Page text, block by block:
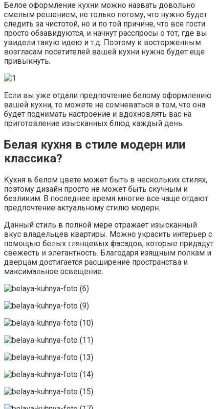
Белое оформление кухни можно назвать довольно
смелым решением, не только потому, что нужно будет
следить за чистотой, но и по той причине, что все гости
просто обзавидуются, и начнут расспросы о тот, где вы
увидели такую идею и т.д. Поэтому к восторженным
возгласам посетителей вашей кухни нужно будет еще
привыкнуть.
Если вы уже отдали предпочтение белому оформлению
вашей кухни, то можете не сомневаться в том, что она
будет поднимать настроение и вдохновлять вас на
приготовление изысканных блюд каждый день.
Белая кухня в стиле модерн или
классика?
Кухня в белом цвете может быть в нескольких стилях,
поэтому дизайн просто не может быть скучным и
безликим. В последнее время многие все чаще отдают
предпочтение актуальному стилю модерн.
Данный стиль в полной мере отражает изысканный
вкус владельцев квартиры. Можно украсить интерьер с
помощью белых глянцевых фасадов, которые придадут
свежесть и элегантность. Благодаря изящным полкам и
дверцам достигается расширение пространства и
максимальное освещение.